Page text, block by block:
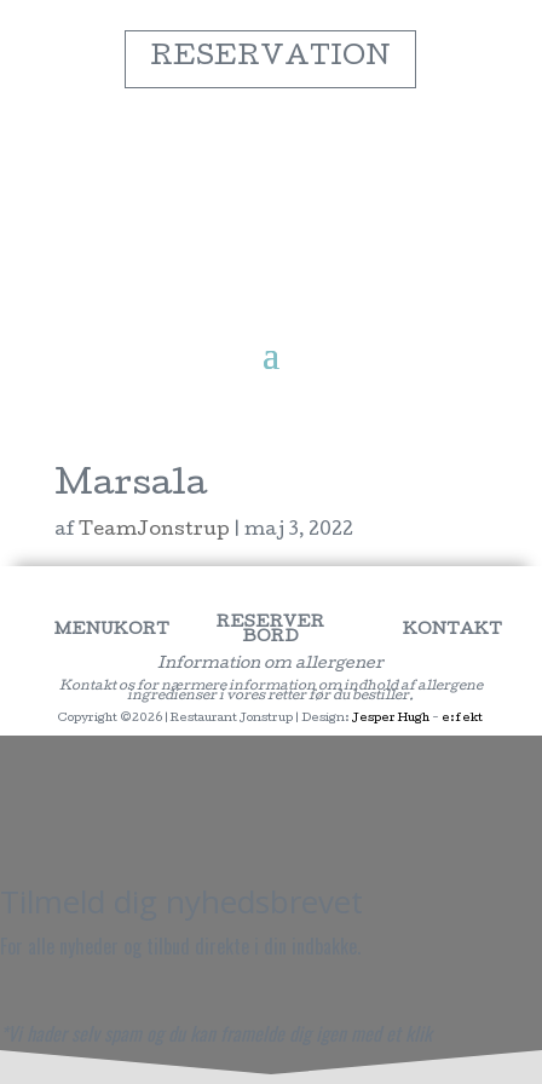
RESERVATION
Marsala
af TeamJonstrup maj 3, 2022
MENUKORT
RESERVER
BORD
KONTAKT
Information om allergener
Kontakt os for nærmere information om indhold af allergene
ingredienser i vores retter før du bestiller.
Copyright ©2026 | Restaurant Jonstrup | Design:Jesper Hugh - e:fekt